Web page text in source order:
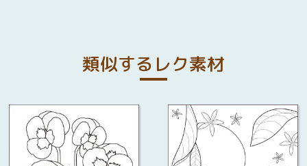
類似するレク素材